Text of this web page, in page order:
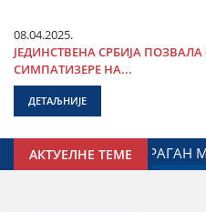
08.04.2025.
ЈЕДИНСТВЕНА СРБИЈА
СИМПАТИЗЕРЕ НА...
ДЕТАЉНИЈЕ
АКТУЕЛНЕ ТЕМЕ
ДОГОВОРЕН